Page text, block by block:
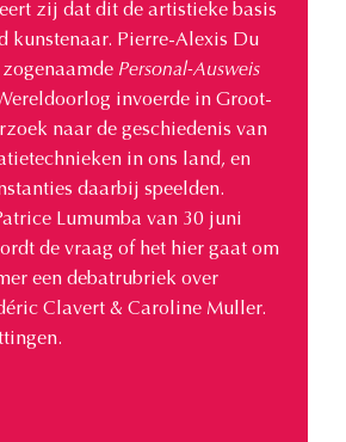
zij dat dit de artistieke basis
kunstenaar. Pierre-Alexis Du
Personal-Ausweis
invoerde in Groot-
naar de geschiedenis van
in ons land, en
daarbij speelden.
Lumumba van 30 juni
de vraag of het hier gaat om
een debatrubriek over
Clavert & Caroline Muller.